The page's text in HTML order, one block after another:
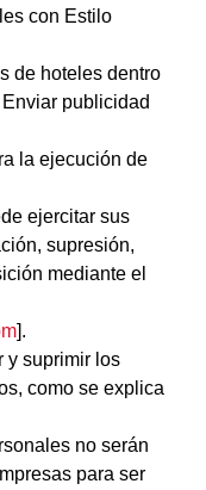
con Estilo
de hoteles dentro
publicidad
la ejecución de
ejercitar sus
supresión,
mediante el
].
y suprimir los
como se explica
no serán
para ser